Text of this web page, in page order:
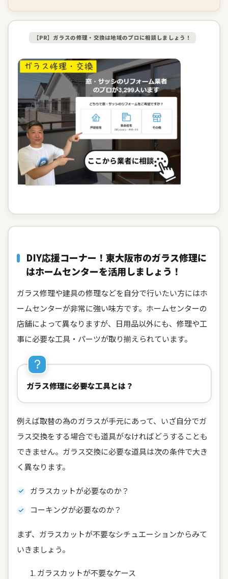
【PR】ガラスの修理・交換は地域のプロに相談しましょう！
DIY応援コーナー！東大阪市のガラス修理に
はホームセンターを活用しましょう！
ガラス修理や建具の修理などを自分で行いたい方にはホ
ームセンターが非常に強い味方です。ホームセンターの
店舗によって異なりますが、日用品以外にも、修理や工
事に必要な工具・パーツが取り揃えられています。
ガラス修理に必要な工具とは？
例えば取替の為のガラスが手元にあって、いざ自分でガ
ラス交換をする場合でも道具がなければどうすることも
できません。ガラス交換に必要な道具は次の条件で大き
く異なります。
ガラスカットが必要なのか？
コーキングが必要なのか？
まず、ガラスカットが不要なシチュエーションからみて
いきましょう。
ガラスカットが不要なケース